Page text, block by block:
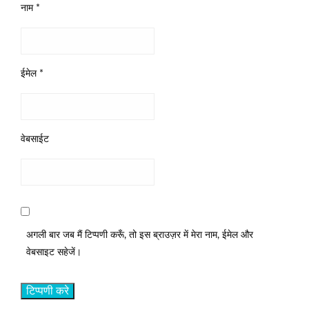
नाम *
ईमेल *
वेबसाईट
अगली बार जब मैं टिप्पणी करूँ, तो इस ब्राउज़र में मेरा नाम, ईमेल और
वेबसाइट सहेजें।